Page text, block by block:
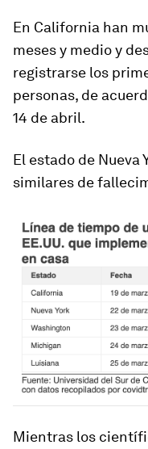
En California han
meses y medio y
registrarse los
personas, de
14 de abril.
El estado de Nueva
similares de
Mientras los